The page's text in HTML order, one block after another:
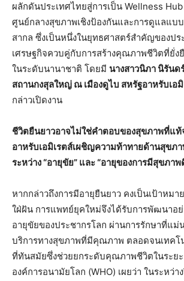
ผลักดันประเทศไทยสู่การเป็น Wellness
ศูนย์กลางสุขภาพเชิงป้องกันและการดูแลแบ
สากล ซึ่งเป็นหนึ่งในยุทธศาสตร์สำคัญของป
เศรษฐกิจควบคู่กับการสร้างคุณภาพชีวิตที่ยั่ง
ในระดับนานาชาติ โดยมี นางสาวนิภา นิรันด
สถานกงสุลใหญ่ ณ เมืองดูไบ สหรัฐอาหรับเอ
กล่าวเปิดงาน
ชีวิตยืนยาวอาจไม่ใช่คำตอบของสุขภาพที่แท้
อาหรับเอมิเรตส์เผชิญความท้าทายด้านสุขภ
ระหว่าง“อายุขัย” และ“อายุของการมีสุขภาพ
หากกล่าวถึงการมีอายุยืนยาว คงเป็นเป้าหม
ใฝ่ฝัน การแพทย์ยุคใหม่จึงได้รับการพัฒนาอย่
อายุขัยของประชากรโลก ผ่านการรักษาที่แม่
บริการทางสุขภาพที่มีคุณภาพ ตลอดจนเทคโ
ที่ทันสมัยซึ่งช่วยยกระดับคุณภาพชีวิตในระย
องค์การอนามัยโลก (WHO) เผยว่า ในระหว่